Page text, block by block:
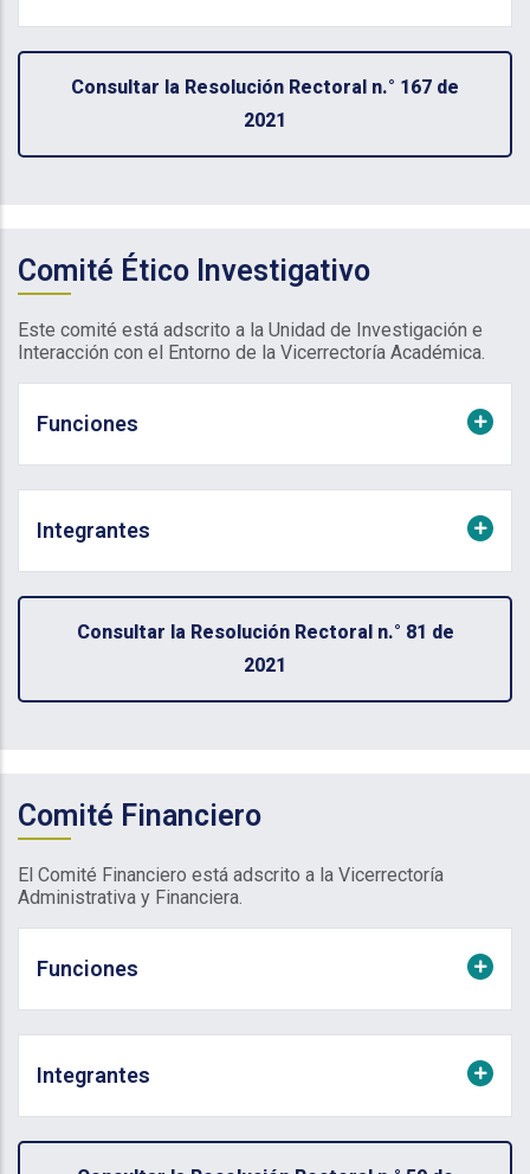
Consultar la Resolución Rectoral n.° 167 de
2021
Comité Ético Investigativo
Este comité está adscrito a la Unidad de Investigación e
Interacción con el Entorno de la Vicerrectoría Académica.
Funciones
Integrantes
Consultar la Resolución Rectoral n.° 81 de
2021
Comité Financiero
El Comité Financiero está adscrito a la Vicerrectoría
Administrativa y Financiera.
Funciones
Integrantes